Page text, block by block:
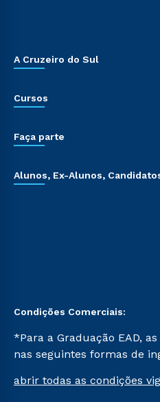
A Cruzeiro do Sul
Cursos
Faça parte
Alunos, Ex-Alunos,
Condições Comerciais:
*Para a Graduação EAD,
nas seguintes formas de
Já para as demais, a taxa
abrir todas as condições